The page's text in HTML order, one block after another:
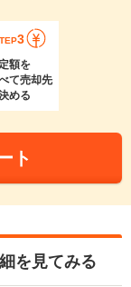
3
額を
て売却先
める
ト
を見てみる